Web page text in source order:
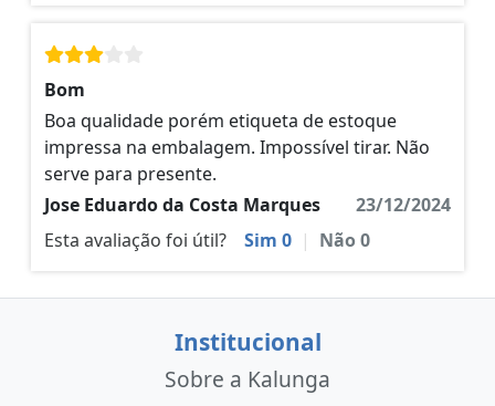
Bom
Boa qualidade porém etiqueta de estoque
impressa na embalagem. Impossível tirar. Não
serve para presente.
Jose Eduardo da Costa Marques
23/12/2024
Esta avaliação foi útil?
Sim 0 | Não0
Institucional
Sobre a Kalunga